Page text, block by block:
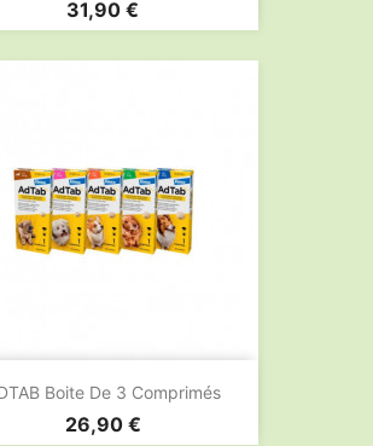
Prix
31,90 €
Boite De 3 Comprimés
Prix
26,90 €